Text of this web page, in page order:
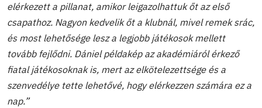
elérkezett a pillanat, amikor leigazolhattuk őt az első
csapathoz. Nagyon kedvelik őt a klubnál, mivel remek srác,
és most lehetősége lesz a legjobb játékosok mellett
tovább fejlődni. Dániel példakép az akadémiáról érkező
fiatal játékosoknak is, mert az elkötelezettsége és a
szenvedélye tette lehetővé, hogy elérkezzen számára ez a
nap.”